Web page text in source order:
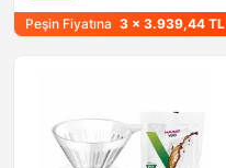
Peşin Fiyatına 3 x 3.939,44 TL